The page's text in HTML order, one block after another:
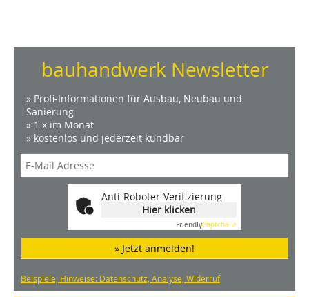
bauhandwerk Newsletter
» Profi-Informationen für Ausbau, Neubau und
Sanierung
» 1 x im Monat
» kostenlos und jederzeit kündbar
Anti-Roboter-Verifizierung
Hier klicken
FriendlyCaptcha ⇗
» Jetzt anmelden!
Beispiele, Hinweise: Datenschutz, Analyse, Widerruf